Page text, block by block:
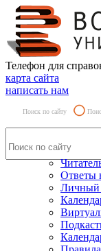
Телефон для
карта сайта
написать нам
Поиск по сайту
Ответы
Личный